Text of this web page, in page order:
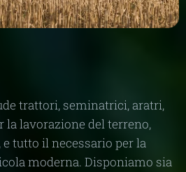
trattori, seminatrici, aratri,
la lavorazione del terreno,
tutto il necessario per la
moderna. Disponiamo sia